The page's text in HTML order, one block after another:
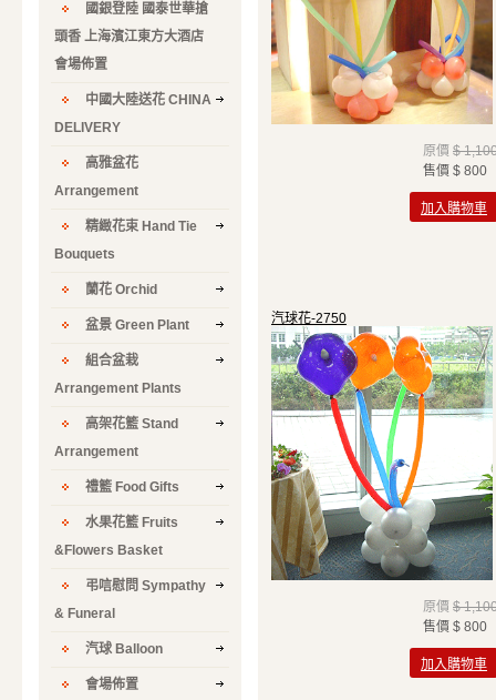
國銀登陸 國泰世華搶
頭香 上海濱江東方大酒店
會場佈置
中國大陸送花 CHINA
DELIVERY
高雅盆花
Arrangement
精緻花束 Hand Tie
Bouquets
蘭花 Orchid
盆景 Green Plant
組合盆栽
Arrangement Plants
高架花籃 Stand
Arrangement
禮籃 Food Gifts
水果花籃 Fruits
&Flowers Basket
弔唁慰問 Sympathy
& Funeral
汽球 Balloon
會場佈置
原價 $
售價 $ 800
加入購物車
汽球花-2750
原價 $
售價 $ 800
加入購物車